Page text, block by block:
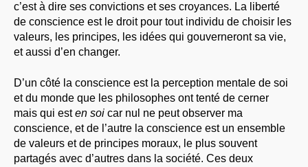
c’est à dire ses convictions et ses croyances. La liberté
de conscience est le droit pour tout individu de choisir les
valeurs, les principes, les idées qui gouverneront sa vie,
et aussi d’en changer.
D’un côté la conscience est la perception mentale de soi
et du monde que les philosophes ont tenté de cerner
mais qui esten soi car nul ne peut observer ma
conscience, et de l’autre la conscience est un ensemble
de valeurs et de principes moraux, le plus souvent
partagés avec d’autres dans la société. Ces deux